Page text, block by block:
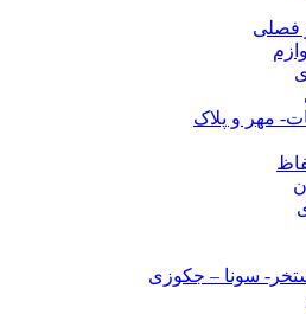
فصلی
مهر و پلاک
سونا – جکوزی